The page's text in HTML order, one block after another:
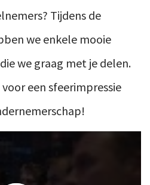
Tijdens de
we enkele mooie
we graag met je delen.
een sfeerimpressie